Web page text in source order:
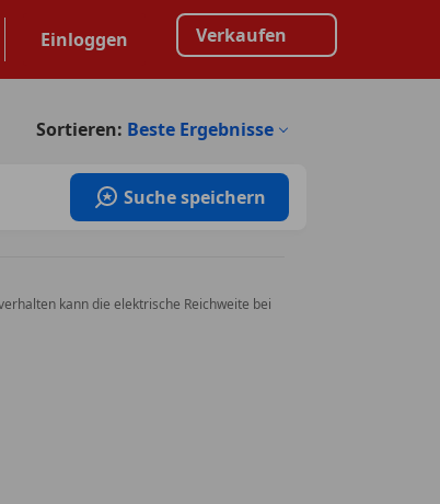
Einloggen Verkaufen
Sortieren: Beste Ergebnisse
Suche speichern
kann die elektrische Reichweite bei